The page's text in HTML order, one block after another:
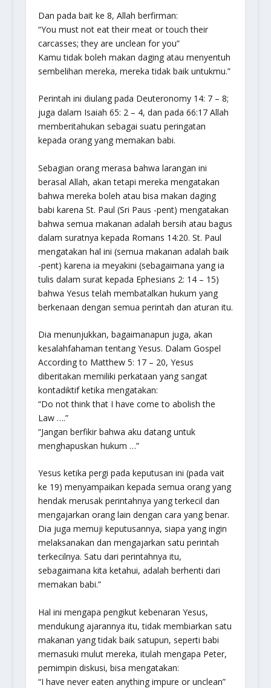
Dan pada bait ke 8, Allah berfirman:
“You must not eat their meat or touch their
carcasses; they are unclean for you”
Kamu tidak boleh makan daging atau menyentuh
sembelihan mereka, mereka tidak baik untukmu.”
Perintah ini diulang pada Deuteronomy 14: 7 – 8;
juga dalam Isaiah 65: 2 – 4, dan pada 66:17 Allah
memberitahukan sebagai suatu peringatan
kepada orang yang memakan babi.
Sebagian orang merasa bahwa larangan ini
berasal Allah, akan tetapi mereka mengatakan
bahwa mereka boleh atau bisa makan daging
babi karena St. Paul (Sri Paus -pent) mengatakan
bahwa semua makanan adalah bersih atau bagus
dalam suratnya kepada Romans 14:20. St. Paul
mengatakan hal ini (semua makanan adalah baik
-pent) karena ia meyakini (sebagaimana yang ia
tulis dalam surat kepada Ephesians 2: 14 – 15)
bahwa Yesus telah membatalkan hukum yang
berkenaan dengan semua perintah dan aturan itu.
Dia menunjukkan, bagaimanapun juga, akan
kesalahfahaman tentang Yesus. Dalam Gospel
According to Matthew 5: 17 – 20, Yesus
diberitakan memiliki perkataan yang sangat
kontadiktif ketika mengatakan:
“Do not think that I have come to abolish the
Law ….”
“Jangan berfikir bahwa aku datang untuk
menghapuskan hukum …”
Yesus ketika pergi pada keputusan ini (pada vait
ke 19) menyampaikan kepada semua orang yang
hendak merusak perintahnya yang terkecil dan
mengajarkan orang lain dengan cara yang benar.
Dia juga memuji keputusannya, siapa yang ingin
melaksanakan dan mengajarkan satu perintah
terkecilnya. Satu dari perintahnya itu,
sebagaimana kita ketahui, adalah berhenti dari
memakan babi.”
Hal ini mengapa pengikut kebenaran Yesus,
mendukung ajarannya itu, tidak membiarkan satu
makanan yang tidak baik satupun, seperti babi
memasuki mulut mereka, itulah mengapa Peter,
pemimpin diskusi, bisa mengatakan:
“I have never eaten anything impure or unclean”